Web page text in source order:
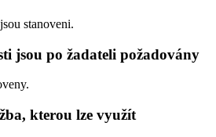
stanoveni.
jsou po žadateli požadovány
kterou lze využít